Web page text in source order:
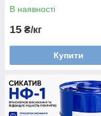
В наявності
15 ₴/кг
Купити